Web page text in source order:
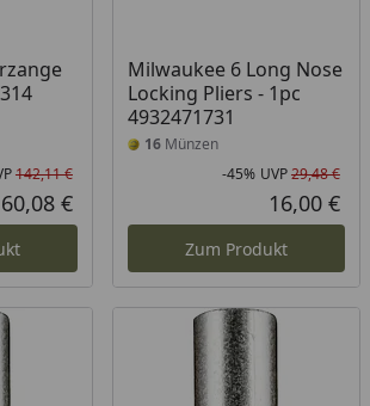
Rabatt in Prozent
Ursprünglicher Preis
142,11 €
Aktueller Preis
60,08 €
Milwaukee 6 Long Nose
Locking Pliers - 1pc
4932471731
16Münzen
-45% UVP29,48 €
16,00 €
Zum Produkt